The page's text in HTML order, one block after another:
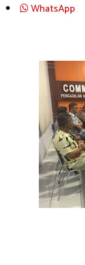
WhatsApp